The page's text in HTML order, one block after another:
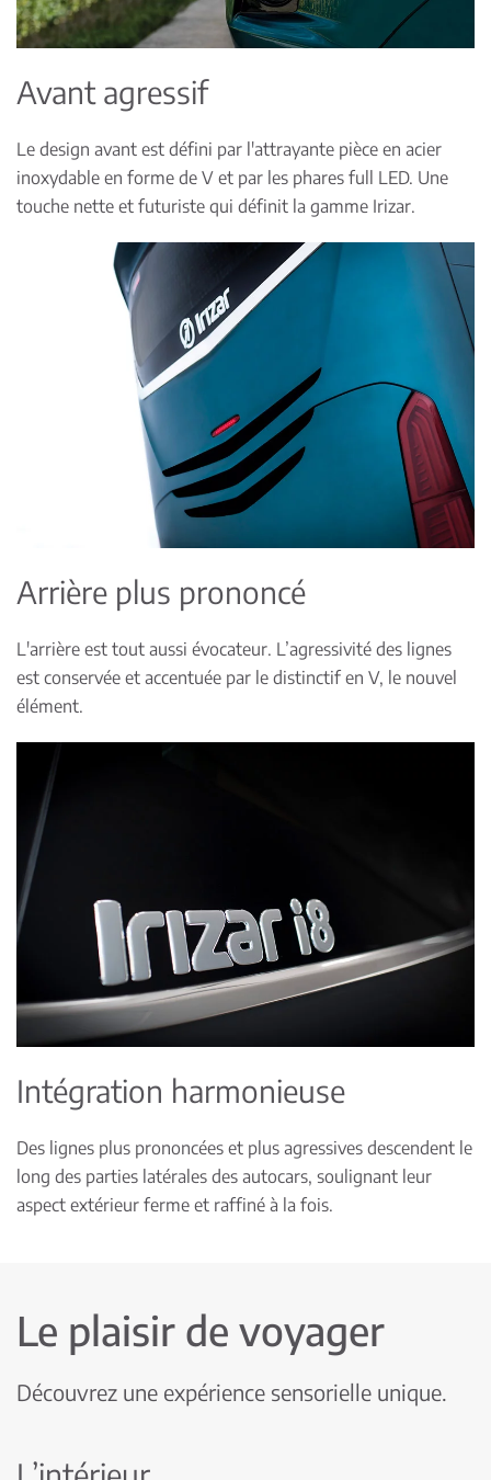
Avant agressif
Le design avant est défini par l'attrayante pièce en acier
inoxydable en forme de V et par les phares full LED. Une
touche nette et futuriste qui définit la gamme Irizar.
Arrière plus prononcé
L'arrière est tout aussi évocateur. L’agressivité des lignes
est conservée et accentuée par le distinctif en V, le nouvel
élément.
Intégration harmonieuse
Des lignes plus prononcées et plus agressives descendent le
long des parties latérales des autocars, soulignant leur
aspect extérieur ferme et raffiné à la fois.
Le plaisir de voyager
Découvrez une expérience sensorielle unique.